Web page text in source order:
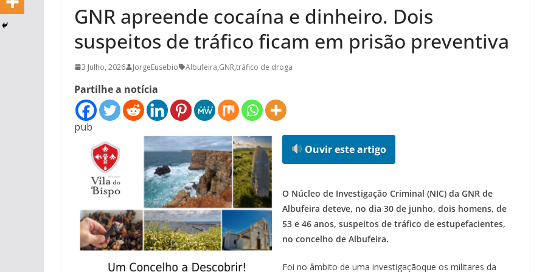
GNR apreende cocaína e dinheiro. Dois
suspeitos de tráfico ficam em prisão preventiva
3 Julho, 2026 JorgeEusebio Albufeira,GNR,tráfico de droga
Partilhe a notícia
pub
Ouvir este artigo
O Núcleo de Investigação Criminal (NIC) da GNR de
Albufeira deteve, no dia 30 de junho, dois homens, de
53 e 46 anos, suspeitos de tráfico de estupefacientes,
no concelho de Albufeira.
Foi no âmbito de uma investigaçãoque os militares da